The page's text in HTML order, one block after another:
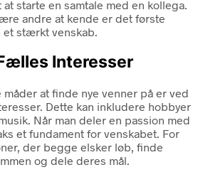
starte en samtale med en kollega.
andre at kende er det første
stærkt venskab.
Interesser
at finde nye venner på er ved
Dette kan inkludere hobbyer
Når man deler en passion med
et fundament for venskabet. For
der begge elsker løb, finde
og dele deres mål.